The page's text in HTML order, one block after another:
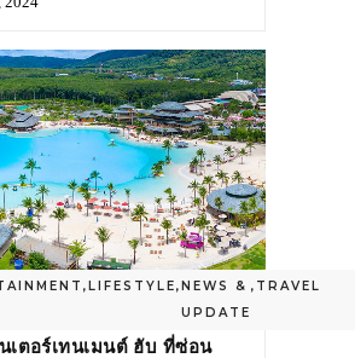
,LIFESTYLE,NEWS &
UPDATE
, TRAVEL
HIDDEN GEMS ‘บลูทรี
นเตอร์เทนเมนต์ ฮับ ที่ซ่อน